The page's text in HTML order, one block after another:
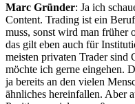
Marc Gründer: Ja ich
Content. Trading ist ein
muss, sonst wird man früher
das gilt eben auch für
meisten privaten Trader sind
möchte ich gerne eingehen.
ja bereits an den vielen
ähnliches hereinfallen. Aber